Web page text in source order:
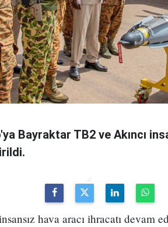
Bayraktar TB2 ve Akıncı
hava aracı ihracatı devam